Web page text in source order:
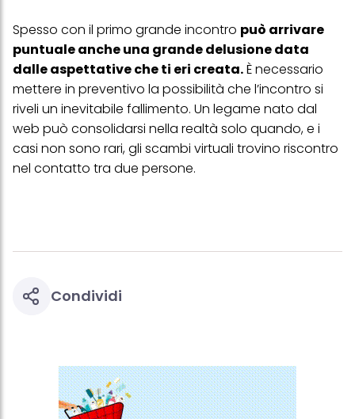
Spesso con il primo grande incontro può arrivare
puntuale anche una grande delusione data
dalle aspettative che ti eri creata.È necessario
mettere in preventivo la possibilità che l’incontro si
riveli un inevitabile fallimento. Un legame nato dal
web può consolidarsi nella realtà solo quando, e i
casi non sono rari, gli scambi virtuali trovino riscontro
nel contatto tra due persone.
Condividi